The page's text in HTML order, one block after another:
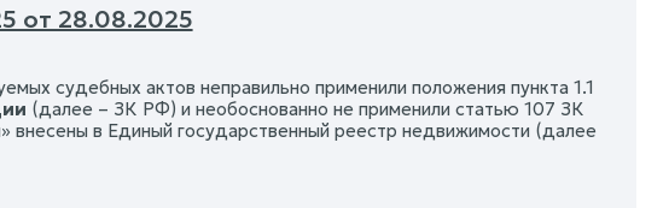
от 28.08.2025
судебных актов неправильно применили положения пункта 1.1
(далее – ЗК РФ) и необоснованно не применили статью 107 ЗК
внесены в Единый государственный реестр недвижимости (далее